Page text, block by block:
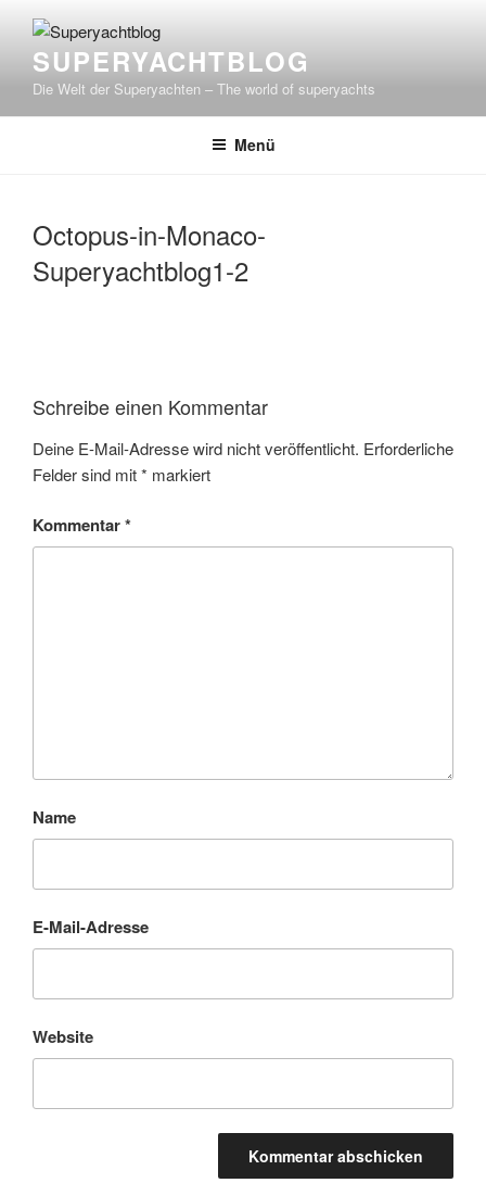
Inhalt
springenSUPERYACHTBLOG
Die Welt der Superyachten – The world of superyachts
Menü
Octopus-in-Monaco-
Superyachtblog1-2
Schreibe einen Kommentar
Deine E-Mail-Adresse wird nicht veröffentlicht. Erforderliche
Felder sind mit* markiert
Kommentar*
Name
E-Mail-Adresse
Website